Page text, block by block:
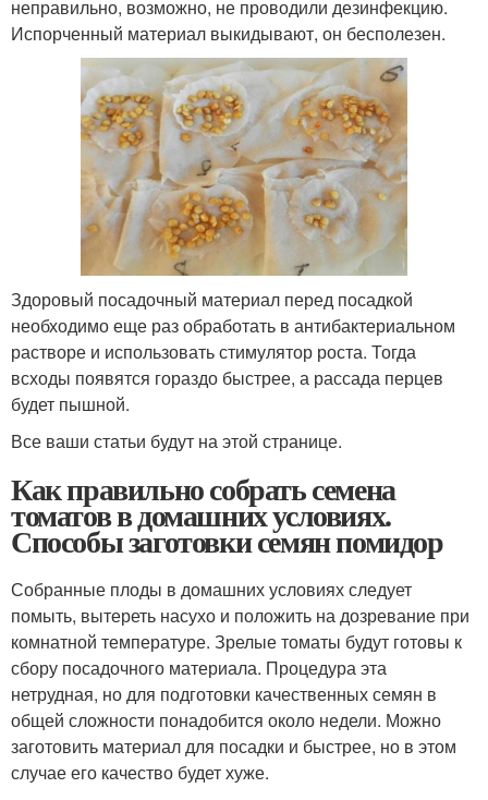
неправильно, возможно, не проводили дезинфекцию.
Испорченный материал выкидывают, он бесполезен.
Здоровый посадочный материал перед посадкой
необходимо еще раз обработать в антибактериальном
растворе и использовать стимулятор роста. Тогда
всходы появятся гораздо быстрее, а рассада перцев
будет пышной.
Все ваши статьи будут на этой странице.
Как правильно собрать семена
томатов в домашних условиях.
Способы заготовки семян помидор
Собранные плоды в домашних условиях следует
помыть, вытереть насухо и положить на дозревание при
комнатной температуре. Зрелые томаты будут готовы к
сбору посадочного материала. Процедура эта
нетрудная, но для подготовки качественных семян в
общей сложности понадобится около недели. Можно
заготовить материал для посадки и быстрее, но в этом
случае его качество будет хуже.